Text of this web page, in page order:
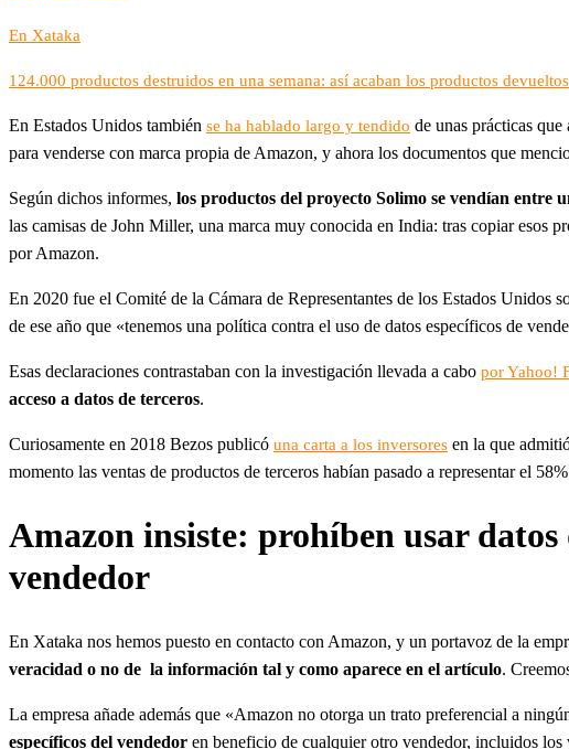
En Xataka
124.000 productos destruidos en una semana: así acaban los productos
En Estados Unidos también se ha hablado largo y tendido de unas prácticas
para venderse con marca propia de Amazon, y ahora los documentos que
Según dichos informes, los productos del proyecto Solimo se vendían entre
las camisas de John Miller, una marca muy conocida en India: tras copiar esos
por Amazon.
En 2020 fue el Comité de la Cámara de Representantes de los Estados Unidos
de ese año que «tenemos una política contra el uso de datos específicos de
Esas declaraciones contrastaban con la investigación llevada a cabo por Yahoo!
acceso a datos de terceros.
Curiosamente en 2018 Bezos publicó una carta a los inversores en la que
momento las ventas de productos de terceros habían pasado a representar el
Amazon insiste: prohíben usar
vendedor
En Xataka nos hemos puesto en contacto con Amazon, y un portavoz de la
veracidad o no de la información tal y como aparece en el artículo.
La empresa añade además que «Amazon no otorga un trato preferencial a
específicos del vendedor en beneficio de cualquier otro vendedor, incluidos los